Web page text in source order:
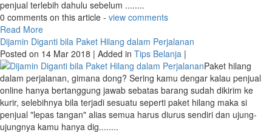
Belanja di Marketplace seperti Tokopedia, Bukalapak, Shopee dan
lainnya pasti lebih aman tetapi bukan berarti kamu tidak perlu
waspada dan akhirnya kecewa. Berikut tips dari KadoUnik supaya
kamu tidak kecewa. 1. Kamu bisa baca ulasan pelanggan dan rating si
penjual terlebih dahulu sebelum ........
0 comments on this article -view comments
Read More
Dijamin Diganti bila Paket Hilang dalam Perjalanan
Posted on 14 Mar 2018 | Added inTips Belanja|